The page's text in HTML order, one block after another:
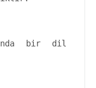
bir dil